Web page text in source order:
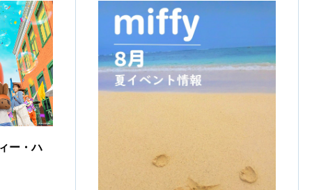
ー・ハ